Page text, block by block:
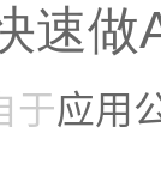
速做
于应用